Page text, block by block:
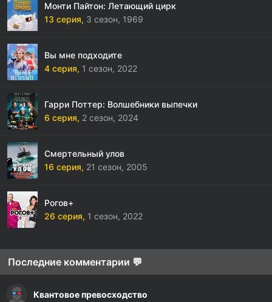
Монти Пайтон: Летающий цирк
13 серия, 3 сезон, 1969
Вы мне подходите
4 серия, 1 сезон, 2022
Гарри Поттер: Волшебники выпечки
6 серия, 2 сезон, 2024
Смертельный улов
16 серия, 21 сезон, 2005
Рогов+
26 серия, 1 сезон, 2022
Последние комментарии 💬
Квантовое превосходство